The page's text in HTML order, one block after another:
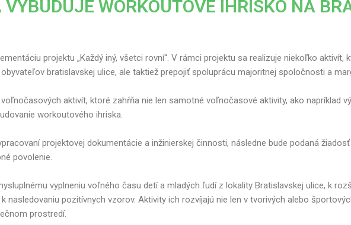
WORKOUTOVÉ IHRISKO NA
projektu „Každý iný, všetci rovní“. V rámci projektu sa realizuje niekoľko aktivít,
bratislavskej ulice, ale taktiež prepojiť spoluprácu majoritnej spoločnosti a
aktivít, ktoré zahŕňa nie len samotné voľnočasové aktivity, ako napríklad
workoutového ihriska.
projektovej dokumentácie a inžinierskej činnosti, následne bude podaná
povolenie.
vyplneniu voľného času detí a mladých ľudí z lokality Bratislavskej ulice, k
nasledovaniu pozitívnych vzorov. Aktivity ich rozvíjajú nie len v tvorivých alebo
prostredí.